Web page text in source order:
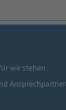
wir stehen
Ansprechpartner